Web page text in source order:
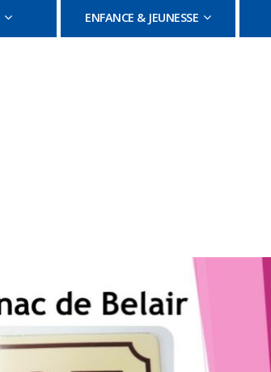
ENFANCE & JEUNESSE